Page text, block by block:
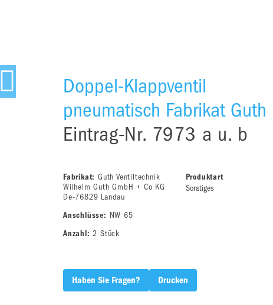
Doppel-Klappventil
pneumatisch Fabrikat Guth
Eintrag-Nr. 7973 a u. b
Fabrikat: Guth Ventiltechnik
Wilhelm Guth GmbH + Co KG
De-76829 Landau
Anschlüsse: NW 65
Anzahl: 2 Stück
Produktart
Sonstiges
Haben Sie Fragen? Drucken